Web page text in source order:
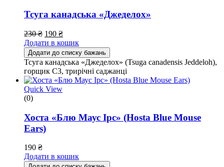
Тсуга канадська «Джеделох»
230₴ 190 ₴
Додати в кошик
Додати до списку бажань
Тсуга канадська «Джеделох» (Tsuga canadensis Jeddeloh),
горщик С3, трирічні саджанці
Quick View
(0)
Хоста «Блю Маус Ірс» (Hosta Blue Mouse
Ears)
190 ₴
Додати в кошик